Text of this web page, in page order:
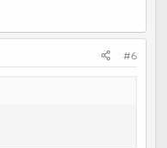
#6